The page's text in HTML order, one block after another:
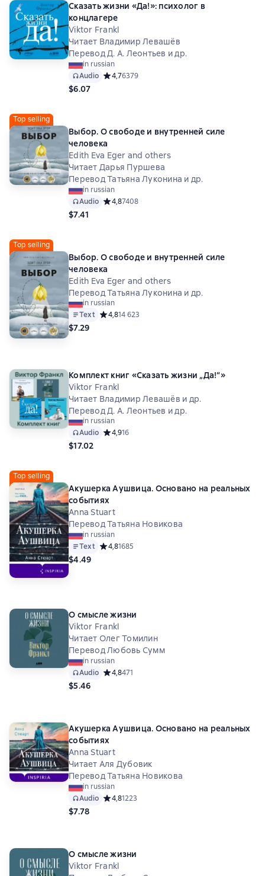
Сказать жизни «Да!»: психолог в
концлагере
Viktor Frankl
Читает Владимир Левашёв
Перевод Д. А. Леонтьев и др.
in russian
Audio Средний рейтинг 4,7 на основе 6379 оценок
4,76379
$6.07
Top selling
Выбор. О свободе и внутренней силе
человека
Edith Eva Eger and others
Читает Дарья Пуршева
Перевод Татьяна Луконина и др.
in russian
Audio Средний рейтинг 4,8 на основе 7408 оценок
4,87408
$7.41
Top selling
Выбор. О свободе и внутренней силе
человека
Edith Eva Eger and others
Перевод Татьяна Луконина и др.
in russian
Text Средний рейтинг 4,8 на основе 14623 оценок
4,814 623
$7.29
Комплект книг «Сказать жизни „Да!“»
Viktor Frankl
Читает Владимир Левашёв и др.
Перевод Д. А. Леонтьев и др.
in russian
Audio Средний рейтинг 4,9 на основе 16 оценок
4,916
$17.02
Top selling
Акушерка Аушвица. Основано на реальных
событиях
Anna Stuart
Перевод Татьяна Новикова
in russian
Text Средний рейтинг 4,8 на основе 1685 оценок
4,81685
$4.49
О смысле жизни
Viktor Frankl
Читает Олег Томилин
Перевод Любовь Сумм
in russian
Audio Средний рейтинг 4,8 на основе 471 оценок
4,8471
$5.46
Акушерка Аушвица. Основано на реальных
событиях
Anna Stuart
Читает Аля Дубовик
Перевод Татьяна Новикова
in russian
Audio Средний рейтинг 4,8 на основе 1223 оценок
4,81223
$7.78
О смысле жизни
Viktor Frankl